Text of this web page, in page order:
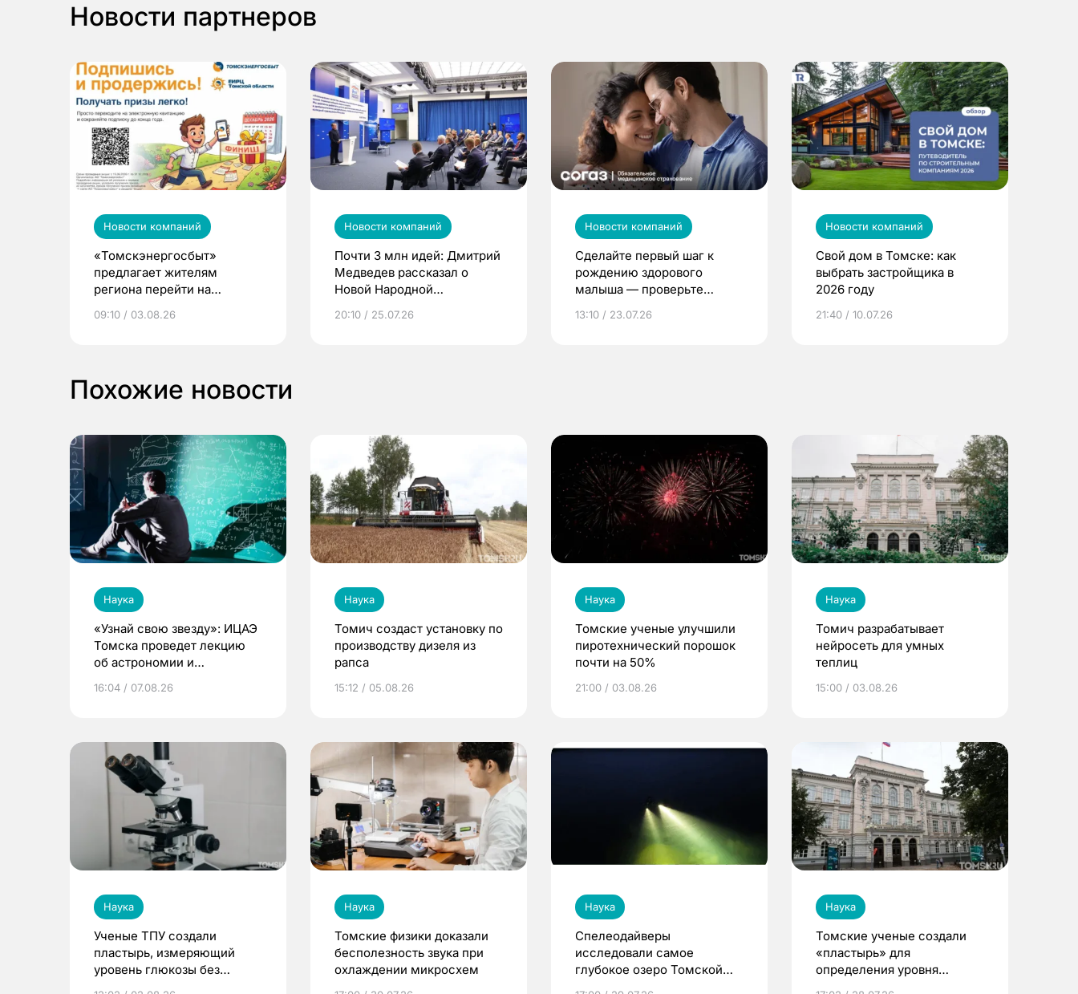
Новости партнеров
Новости компаний
«Томскэнергосбыт»
предлагает жителям
региона перейти на
выиграть призы
09:10 / 03.08.26
Новости компаний
Почти 3 млн идей: Дмитрий
Медведев рассказал о
Новой Народной
20:10 / 25.07.26
Новости компаний
Сделайте первый шаг к
рождению здорового
малыша — проверьте
по ОМС!
13:10 / 23.07.26
Новости компаний
Свой дом в Томске: как
выбрать застройщика в
2026 году
21:40 / 10.07.26
Похожие новости
Наука
«Узнай свою звезду»: ИЦАЭ
Томска проведет лекцию
об астрономии и
16:04 / 07.08.26
Наука
Томич создаст установку по
производству дизеля из
рапса
15:12 / 05.08.26
Наука
Томские ученые улучшили
пиротехнический порошок
почти на 50%
21:00 / 03.08.26
Наука
Томич разрабатывает
нейросеть для умных
теплиц
15:00 / 03.08.26
Наука
Ученые ТПУ создали
пластырь, измеряющий
уровень глюкозы без
Наука
Томские физики доказали
бесполезность звука при
охлаждении микросхем
Наука
Спелеодайверы
исследовали самое
глубокое озеро Томской
Наука
Томские ученые создали
«пластырь» для
определения уровня